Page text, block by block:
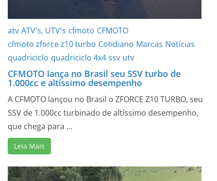
atv ATV's, UTV's cfmoto CFMOTO
cfmoto zforce z10 turbo Cotidiano Marcas Notícias
quadriciclo quadriciclo 4x4 ssv utv
CFMOTO lança no Brasil seu SSV turbo de
1.000cc e altíssimo desempenho
A CFMOTO lançou no Brasil o ZFORCE Z10 TURBO, seu
SSV de 1.000cc turbinado de altíssimo desempenho,
que chega para ...
Leia Mais